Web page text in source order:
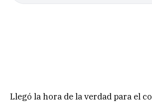
Llegó la hora de la verdad para el